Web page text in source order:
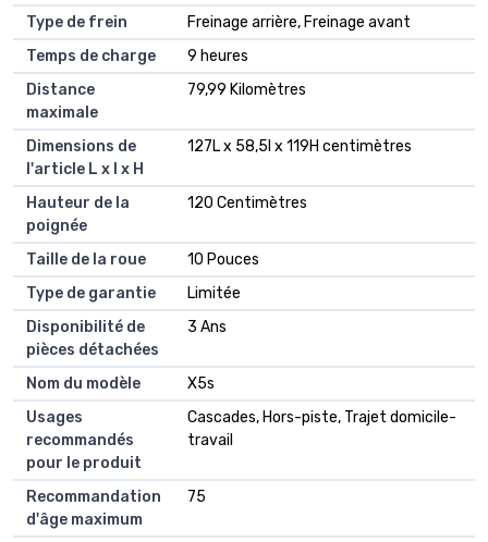
Type de frein
Freinage arrière, Freinage avant
Temps de charge
9 heures
Distance
maximale
79,99 Kilomètres
Dimensions de
l'article L x l x H
127L x 58,5l x 119H centimètres
Hauteur de la
poignée
120 Centimètres
Taille de la roue
10 Pouces
Type de garantie
Limitée
Disponibilité de
pièces détachées
3 Ans
Nom du modèle
X5s
Usages
recommandés
pour le produit
Cascades, Hors-piste, Trajet domicile-
travail
Recommandation
d'âge maximum
75